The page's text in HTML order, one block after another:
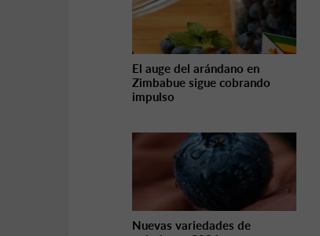
El auge del arándano en
Zimbabue sigue cobrando
impulso
Nuevas variedades de